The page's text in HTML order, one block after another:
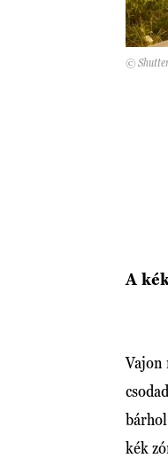
©
A
Vajon
kék